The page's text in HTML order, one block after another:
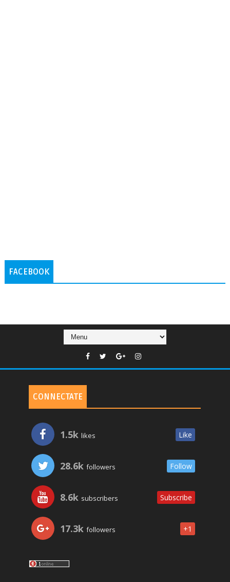
FACEBOOK
CONNECTATE
1.5k likes Like
28.6k followers Follow
8.6k subscribers Subscribe
17.3k followers +1